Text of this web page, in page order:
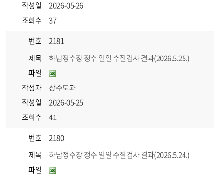
작성일
2026-05-26
조회수
37
번호
2181
제목
하남정수장 정수 일일 수질검사 결과(2026.5.25.)
파일
작성자
상수도과
작성일
2026-05-25
조회수
41
번호
2180
제목
하남정수장 정수 일일 수질검사 결과(2026.5.24.)
파일